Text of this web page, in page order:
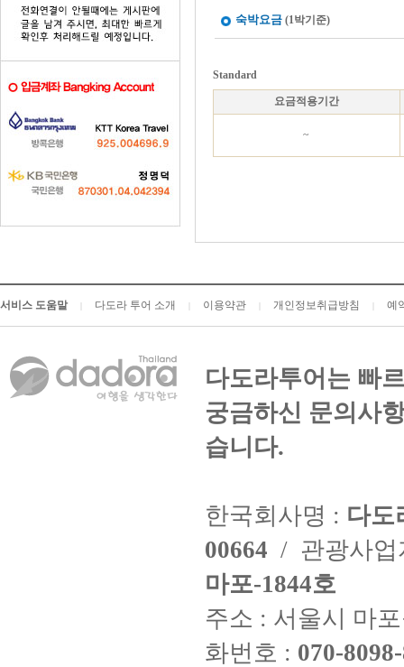
숙박요금 (1박기준)
Standard
요금적용기간
~
서비스 도움말 다도라 투어 소개 이용약관 개인정보취급방침 예
다도라투어는 빠
궁금하신 문의사
습니다.
한국회사명 : 다도
00664 / 관광사
마포-1844호
주소 : 서울시 마
화번호 : 070-